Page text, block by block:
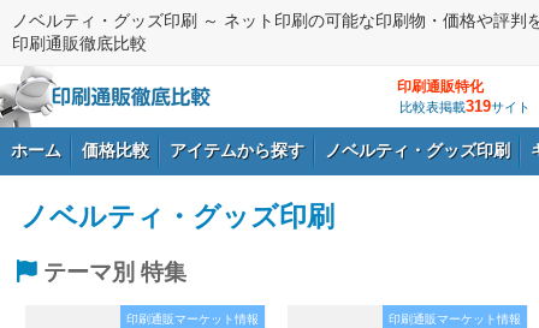
ノベルティ・グッズ印刷 ～ ネット印刷の可能な印刷物・価格や評判
印刷通販徹底比較
印刷通販特化
比較表掲載319サイト
ホーム 価格比較 アイテムから探す ノベルティ・グッズ印刷
ノベルティ・グッズ印刷
テーマ別 特集
印刷通販マーケット情報 印刷通販マーケット情報